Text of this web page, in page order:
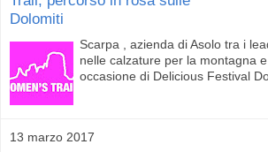
Dolomiti
Scarpa , azienda di Asolo tra i
nelle calzature per la montagna
occasione di Delicious Festival
13 marzo 2017